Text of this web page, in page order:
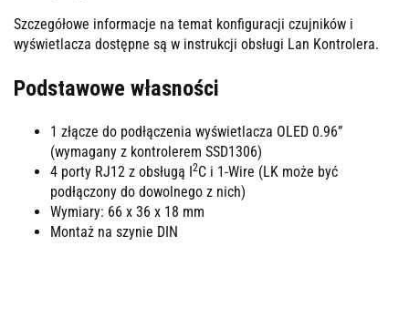
Szczegółowe informacje na temat konfiguracji czujników i
wyświetlacza dostępne są w instrukcji obsługi Lan Kontrolera.
Podstawowe własności
1 złącze do podłączenia wyświetlacza OLED 0.96”
(wymagany z kontrolerem SSD1306)
4 porty RJ12 z obsługą I2C i 1-Wire (LK może być
podłączony do dowolnego z nich)
Wymiary: 66 x 36 x 18 mm
Montaż na szynie DIN